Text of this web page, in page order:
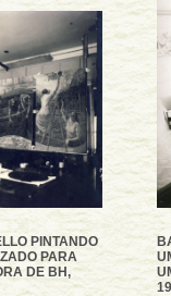
PINTANDO
PARA
DE BH,